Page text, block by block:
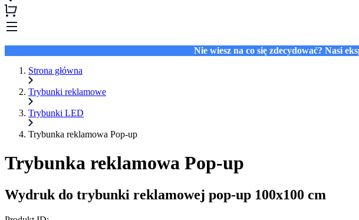
Nie wiesz na co się zdecydować? Nasi
Strona główna
Trybunki reklamowe
Trybunki LED
Trybunka reklamowa Pop-up
Trybunka reklamowa Pop-up
Wydruk do trybunki reklamowej pop-up 100x100 cm